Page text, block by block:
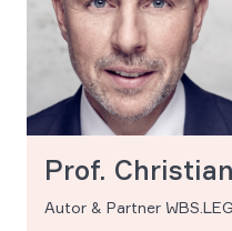
Prof.
Autor & Partner